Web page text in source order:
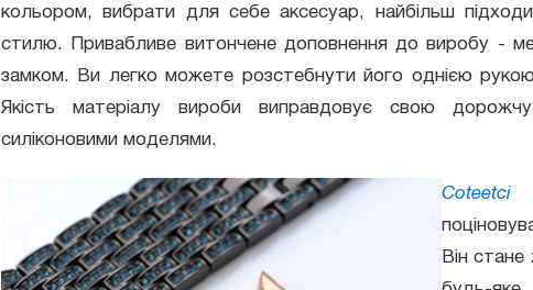
кольором, вибрати для себе аксесуар, найбільш
стилю. Привабливе витончене доповнення до виробу -
замком. Ви легко можете розстебнути його однією
Якість матеріалу вироби виправдовує свою
силіконовими моделями.
Coteetci
Він